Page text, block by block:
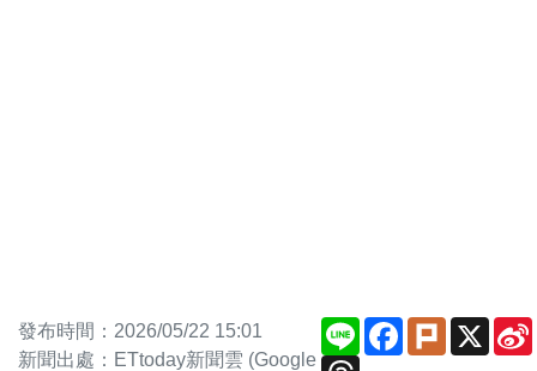
發布時間：2026/05/22 15:01
新聞出處：ETtoday新聞雲 (Google
Line Facebook
Plurk X